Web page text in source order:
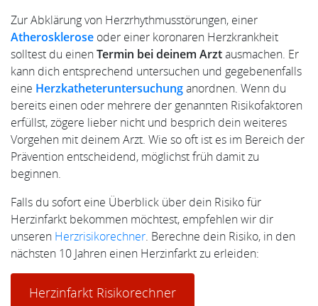
Zur Abklärung von Herzrhythmusstörungen, einer
Atherosklerose oder einer koronaren Herzkrankheit
solltest du einenTermin bei deinem Arztausmachen. Er
kann dich entsprechend untersuchen und gegebenenfalls
eine Herzkatheteruntersuchunganordnen. Wenn du
bereits einen oder mehrere der genannten Risikofaktoren
erfüllst, zögere lieber nicht und besprich dein weiteres
Vorgehen mit deinem Arzt. Wie so oft ist es im Bereich der
Prävention entscheidend, möglichst früh damit zu
beginnen.
Falls du sofort eine Überblick über dein Risiko für
Herzinfarkt bekommen möchtest, empfehlen wir dir
unseren Herzrisikorechner. Berechne dein Risiko, in den
nächsten 10 Jahren einen Herzinfarkt zu erleiden:
Herzinfarkt Risikorechner